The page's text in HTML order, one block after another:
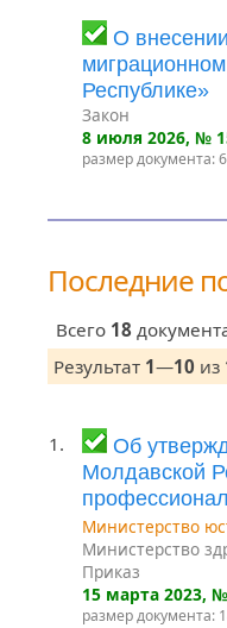
О
Республике»
Закон
8 июля 2026, №
размер документа:
Последние
Всего 18
Результат 1—10 из
1.
Об
Молдавской
Министерство
Министерство
Приказ
15 марта 2023,
размер документа: